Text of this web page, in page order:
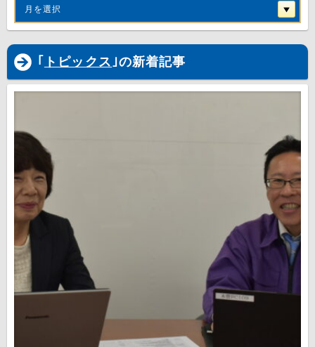
月を選択
｢ トピックス｣の新着記事